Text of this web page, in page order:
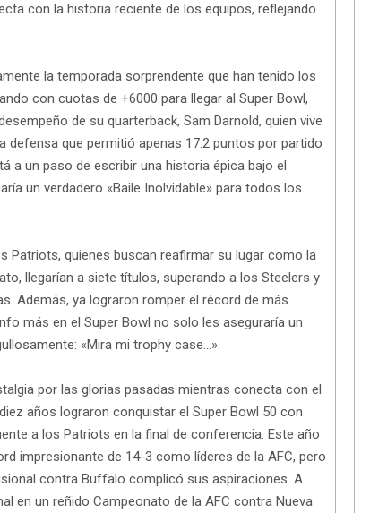
con la historia reciente de los equipos, reflejando
la temporada sorprendente que han tenido los
con cuotas de +6000 para llegar al Super Bowl,
de su quarterback, Sam Darnold, quien vive
que permitió apenas 17.2 puntos por partido
a un paso de escribir una historia épica bajo el
un verdadero «Baile Inolvidable» para todos los
Patriots, quienes buscan reafirmar su lugar como la
llegarían a siete títulos, superando a los Steelers y
Además, ya lograron romper el récord de más
más en el Super Bowl no solo les aseguraría un
«Mira mi trophy case…».
por las glorias pasadas mientras conecta con el
años lograron conquistar el Super Bowl 50 con
a los Patriots en la final de conferencia. Este año
impresionante de 14-3 como líderes de la AFC, pero
contra Buffalo complicó sus aspiraciones. A
en un reñido Campeonato de la AFC contra Nueva